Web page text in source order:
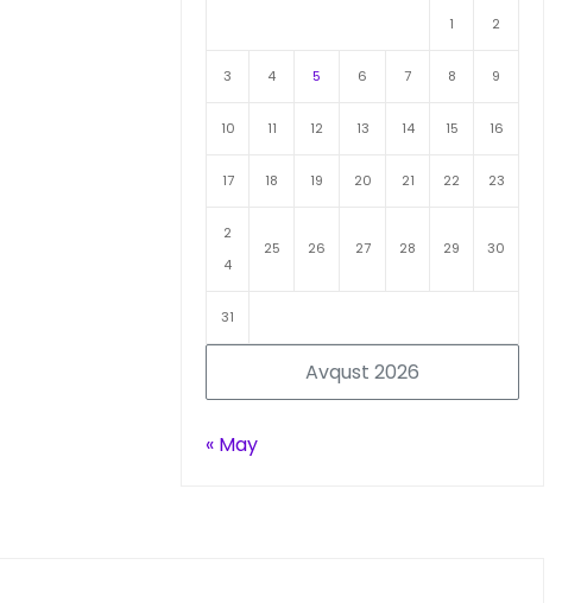
Avqust 2026
1 2
3 4 5 6 7 8 9
10 11 12 13 14 15 16
17 18 19 20 21 22 23
2
4
25 26 27 28 29 30
31
« May